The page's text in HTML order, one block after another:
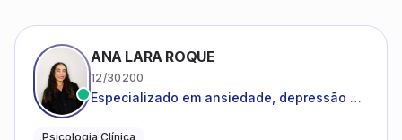
ANA LARA ROQUE
12/30200
Especializado em ansiedade, depressão e
Psicologia Clínica